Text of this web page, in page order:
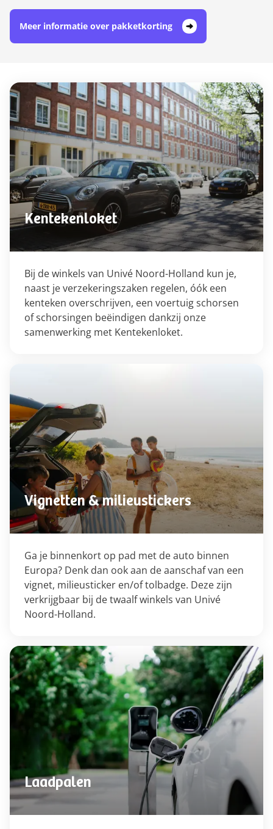
Meer informatie over pakketkorting
Kentekenloket
Bij de winkels van Univé Noord-Holland kun je,
naast je verzekeringszaken regelen, óók een
kenteken overschrijven, een voertuig schorsen
of schorsingen beëindigen dankzij onze
samenwerking met Kentekenloket.
Vignetten & milieustickers
Ga je binnenkort op pad met de auto binnen
Europa? Denk dan ook aan de aanschaf van een
vignet, milieusticker en/of tolbadge. Deze zijn
verkrijgbaar bij de twaalf winkels van Univé
Noord-Holland.
Laadpalen